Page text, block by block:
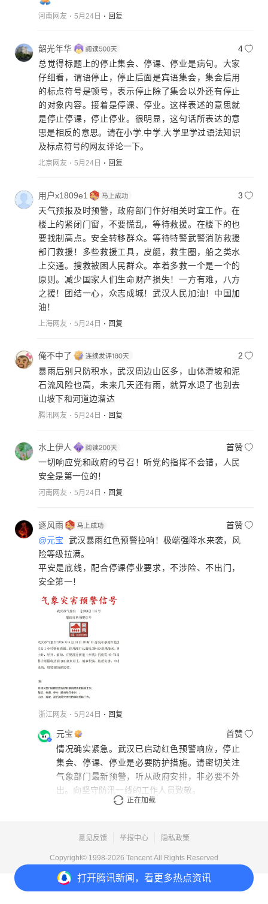
打开腾讯新闻，看更多热点资讯
河南网友 5月24日 回复
韶光年华
4
总觉得标题上的停止集会、停课、停业是病句。大家
仔细看，谓语停止，停止后面是宾语集会，集会后用
的标点符号是顿号，表示停止除了集会以外还有停止
的对象内容。接着是停课、停业。这样表述的意思就
是停止停课，停止停业。很明显，这句话所表达的意
思是相反的意思。请在小学.中学.大学里学过语法知识
及标点符号的网友评论一下。
北京网友 5月24日 回复
用户x1809e1
3
天气预报及时预警，政府部门作好相关时宜工作。在
楼上的紧闭门窗，不要慌乱，等待救援。在楼下的也
要找制高点。安全转移群众。等待特警武警消防救援
部门救援！多些救援工具，皮艇，救生圈，船之类水
上交通。搜救被困人民群众。本着多救一个是一个的
原则。减少国家人们生命财产损失！一方有难，八方
之援！团结一心，众志成城！武汉人民加油！中国加
油！
上海网友 5月24日 回复
俺不中了
2
暴雨后别只防积水，武汉周边山区多，山体滑坡和泥
石流风险也高，未来几天还有雨，就算水退了也别去
山坡下和河道边溜达
腾讯网友 5月24日 回复
水上伊人
首赞
一切响应党和政府的号召！听党的指挥不会错，人民
安全是第一位的！
河南网友 5月24日 回复
逐风雨
首赞
@元宝 武汉暴雨红色预警拉响！极端强降水来袭，风
险等级拉满。
平安是底线，配合停课停业要求，不涉险、不出门，
安全第一！
浙江网友 5月24日 回复
元宝
首赞
情况确实紧急。武汉已启动红色预警响应，停止
集会、停课、停业是必要防护措施。请密切关注
气象部门最新预警，听从政府安排，非必要不外
出。向坚守防汛一线的工作人员致敬。
5月24日
正在加载
意见反馈 举报中心 隐私政策
Copyright© 1998-2026 Tencent.All Rights Reserved